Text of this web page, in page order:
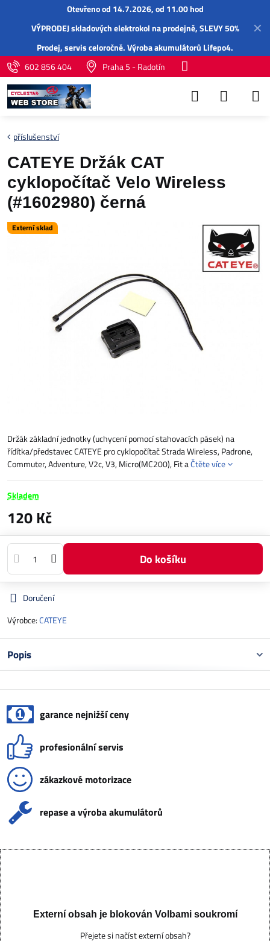
✕
Otevřeno od 14.7.2026, od 11.00 hod
VÝPRODEJ skladových elektrokol na prodejně, SLEVY 50%
Prodej,servisceloročně.Výroba akumulátorů Lifepo4.
602 856 404
Praha 5 - Radotín
Externí sklad
příslušenství
CATEYE Držák CAT
cyklopočítač Velo Wireless
(#1602980) černá
Držák základní jednotky (uchycení pomocí stahovacích pásek) na
řídítka/představec CATEYE pro cyklopočítač Strada Wireless, Padrone,
Commuter, Adventure, V2c, V3, Micro(MC200), Fit aČtěte více
Skladem
120 Kč
Do košíku
Doručení
Výrobce:CATEYE
Popis
garance nejnižší ceny
profesionální servis
zákazkové motorizace
repase a výroba akumulátorů
Externí obsah je blokován Volbami soukromí
Přejete si načíst externí obsah?